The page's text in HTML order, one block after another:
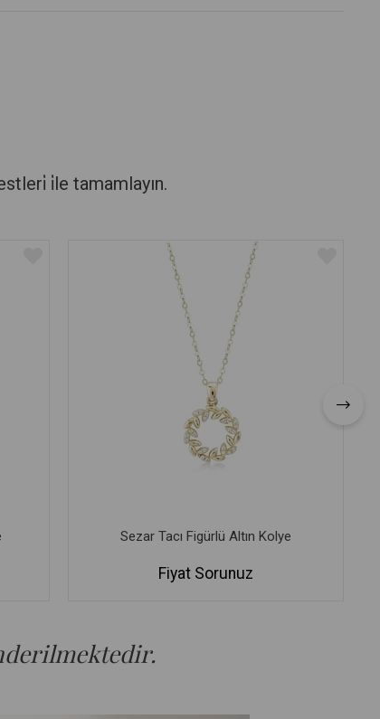
i̇le tamamlayın.
Sezar Tacı Figürlü Altın Kolye
Fiyat Sorunuz